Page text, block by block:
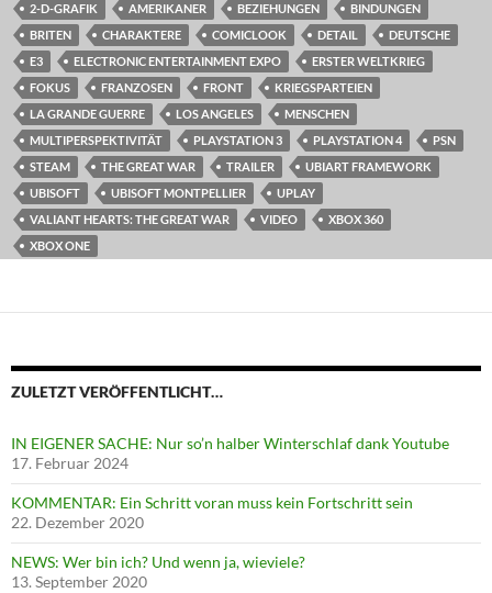
2-D-GRAFIK AMERIKANER BEZIEHUNGEN
BINDUNGEN
BRITEN
CHARAKTERE COMICLOOK DETAIL
DEUTSCHE
E3
ELECTRONIC ENTERTAINMENT EXPO
ERSTER WELTKRIEG
FOKUS
FRANZOSEN FRONT
KRIEGSPARTEIEN
LA GRANDE GUERRE
LOS ANGELES
MENSCHEN
MULTIPERSPEKTIVITÄT
PLAYSTATION 3 PLAYSTATION 4
PSN
STEAM
THE GREAT WAR TRAILER
UBIART FRAMEWORK
UBISOFT
UBISOFT MONTPELLIER
UPLAY
VALIANT HEARTS: THE GREAT WAR
VIDEO
XBOX 360
XBOX ONE
ZULETZT VERÖFFENTLICHT…
IN EIGENER SACHE: Nur so’n halber Winterschlaf dank Youtube
17. Februar 2024
KOMMENTAR: Ein Schritt voran muss kein Fortschritt sein
22. Dezember 2020
NEWS: Wer bin ich? Und wenn ja, wieviele?
13. September 2020